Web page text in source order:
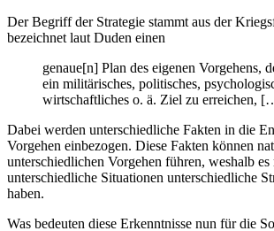
Der Begriff der Strategie stammt aus der
bezeichnet laut Duden einen
genaue[n] Plan des eigenen Vorgehens,
ein militärisches, politisches,
wirtschaftliches o. ä. Ziel zu erreichen,
Dabei werden unterschiedliche Fakten in die
Vorgehen einbezogen. Diese Fakten können
unterschiedlichen Vorgehen führen, weshalb es
unterschiedliche Situationen unterschiedliche
haben.
Was bedeuten diese Erkenntnisse nun für die